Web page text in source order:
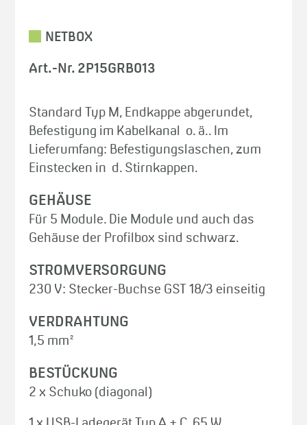
NETBOX
Art.-Nr. 2P15GRB013
Standard Typ M, Endkappe abgerundet,
Befestigung im Kabelkanal o. ä.. Im
Lieferumfang: Befestigungslaschen, zum
Einstecken in d. Stirnkappen.
GEHÄUSE
Für 5 Module. Die Module und auch das
Gehäuse der Profilbox sind schwarz.
STROMVERSORGUNG
230 V: Stecker-Buchse GST 18/3 einseitig
VERDRAHTUNG
1,5 mm²
BESTÜCKUNG
2 x Schuko (diagonal)